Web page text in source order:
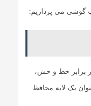
گوشی می پردازیم:
برابر خط و خش،
یک لایه محافظ